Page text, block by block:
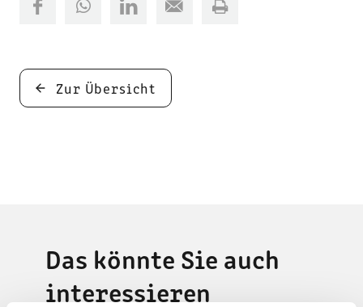
Zur Übersicht
Das könnte Sie auch
interessieren